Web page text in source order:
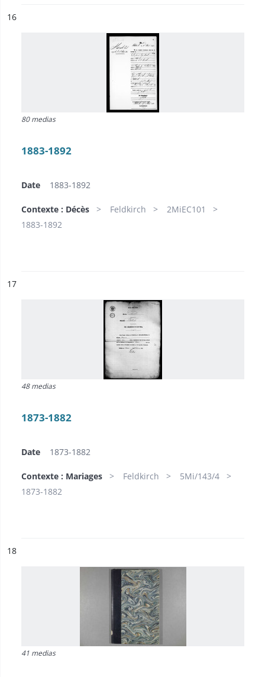
n°
16
80 medias
1883-1892
Date 1883-1892
Contexte : Décès Feldkirch
2MiEC101
1883-1892
n°
17
48 medias
1873-1882
Date 1873-1882
Contexte : Mariages Feldkirch
5Mi/143/4
1873-1882
n°
18
41 medias